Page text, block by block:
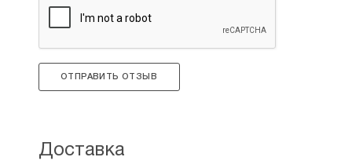
ОТПРАВИТЬ ОТЗЫВ
Доставка